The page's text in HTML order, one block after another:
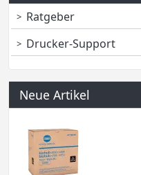
Ratgeber
Drucker-Support
Neue Artikel